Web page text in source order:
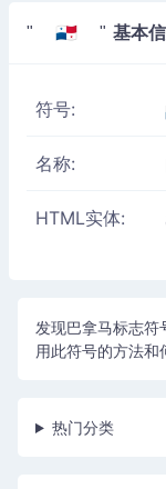
" 🇵🇦 " 基本
符号:
名称:
HTML实体:
发现巴拿马标志
用此符号的方法和
热门分类